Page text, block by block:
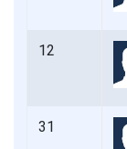
12
31